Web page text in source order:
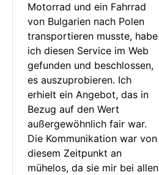
Motorrad und ein Fahrrad
von Bulgarien nach Polen
transportieren musste, habe
ich diesen Service im Web
gefunden und beschlossen,
es auszuprobieren. Ich
erhielt ein Angebot, das in
Bezug auf den Wert
außergewöhnlich fair war.
Die Kommunikation war von
diesem Zeitpunkt an
mühelos, da sie mir bei allen